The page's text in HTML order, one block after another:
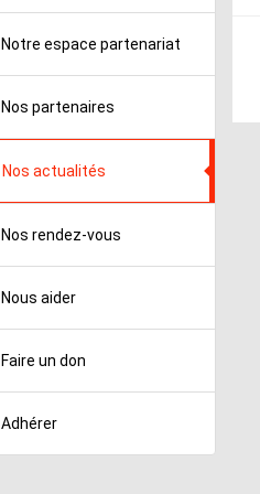
Notre espace partenariat
Nos partenaires
Nos actualités
Nos rendez-vous
Nous aider
Faire un don
Adhérer